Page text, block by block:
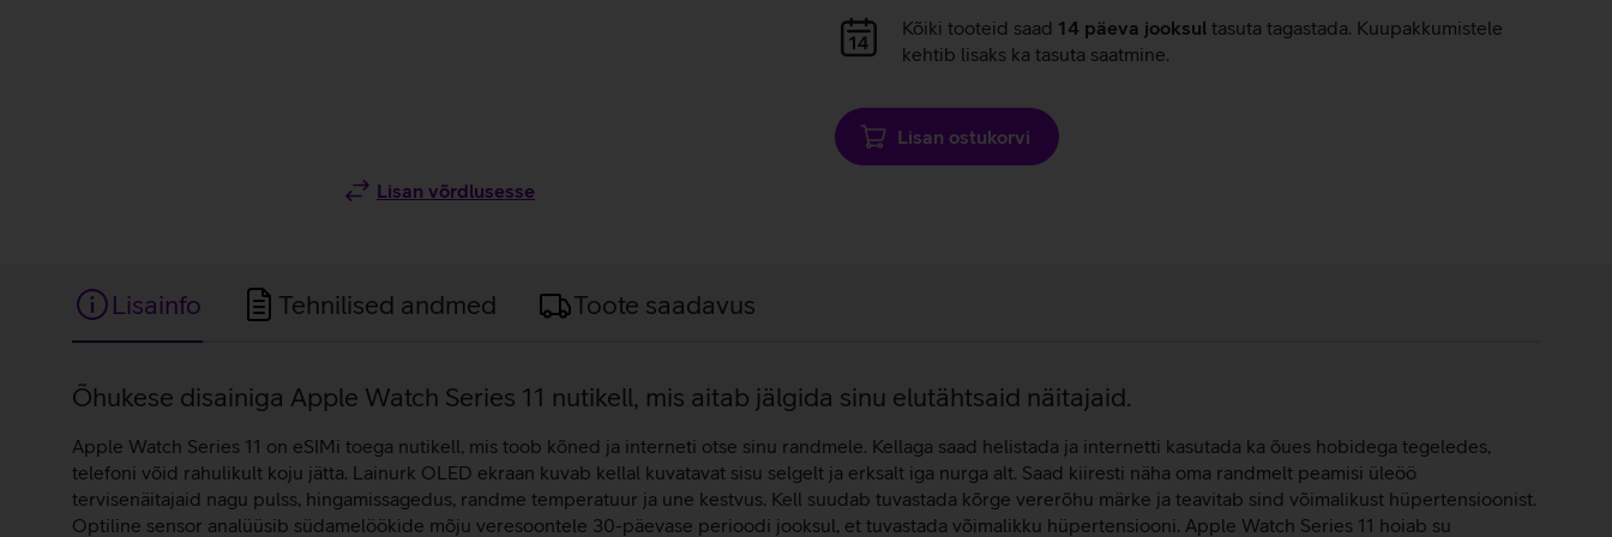
Lisan võrdlusesse
Andmete
laadimine
Kõiki tooteid saad 14 päeva jooksul tasuta tagastada. Kuupakkumistele
kehtib lisaks ka tasuta saatmine.
Lisan ostukorvi
Lisainfo Tehnilised andmed Toote saadavus
Lisainfo
Õhukese disainiga Apple Watch Series 11 nutikell, mis aitab jälgida sinu elutähtsaid näitajaid.
Apple Watch Series 11 on eSIMi toega nutikell, mis toob kõned ja interneti otse sinu randmele. Kellaga saad helistada ja internetti kasutada ka õues hobidega tegeledes,
telefoni võid rahulikult koju jätta. Lainurk OLED ekraan kuvab kellal kuvatavat sisu selgelt ja erksalt iga nurga alt. Saad kiiresti näha oma randmelt peamisi üleöö
tervisenäitajaid nagu pulss, hingamissagedus, randme temperatuur ja une kestvus. Kell suudab tuvastada kõrge vererõhu märke ja teavitab sind võimalikust hüpertensioonist.
Optiline sensor analüüsib südamelöökide mõju veresoontele 30-päevase perioodi jooksul, et tuvastada võimalikku hüpertensiooni. Apple Watch Series 11 hoiab su